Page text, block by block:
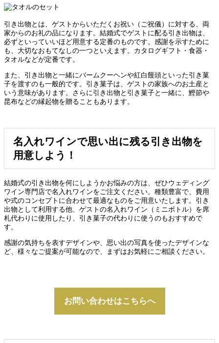
引き出物とは、ゲストからいただくお祝い（ご祝儀）に対する、両
家からのお礼の品になります。結婚式でゲストに配る引き出物は、
必ずといっていいほど用意する定番のものです。感謝を示すために
も、大切なおもてなしの一つといえます。カタログギフト・食器・
タオルなどが定番です。
また、引き出物と一緒にバームクーヘンや紅白饅頭といった引き菓
子を渡すのも一般的です。引き菓子は、ゲストの家族へのお土産と
いう意味があります。さらに引き出物と引き菓子と一緒に、鰹節や
昆布などの縁起物を贈ることもあります。
名入れワインで思い出に残る引き出物を
用意しよう！
結婚式の引き出物を何にしようかお悩みの方は、ぜひウェディング
ワイン専門店で名入れワインをご注文ください。種類豊富で、費用
や式のコンセプトに合わせて最適なものをご用意いたします。引き
出物として利用する他、ゲストの名入れワイン（ミニボトル）を席
札代わりに使用したり、引き菓子の代わりに使うのもおすすめで
す。
感謝の気持ちを表すデザインや、思い出の写真を使ったデザインな
ど、様々なご提案が可能なので、まずはお気軽にご相談ください。
お問い合わせはこちらへ